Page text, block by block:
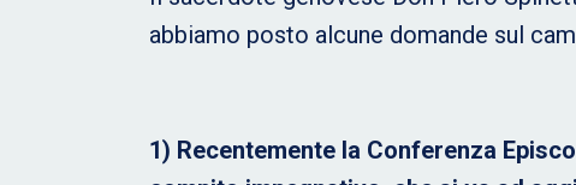
abbiamo posto alcune domande sul
1) Recentemente la Conferenza